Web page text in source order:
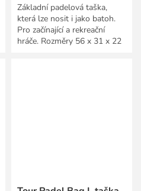
Základní padelová taška,
která lze nosit i jako batoh.
Pro začínající a rekreační
hráče. Rozměry 56 x 31 x 22